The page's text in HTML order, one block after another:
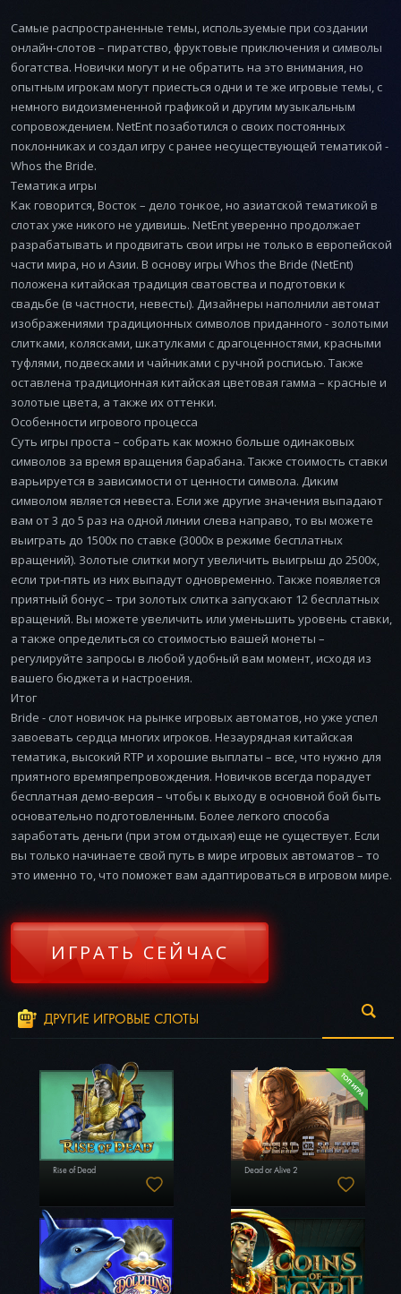
Самые распространенные темы, используемые при создании
онлайн-слотов – пиратство, фруктовые приключения и символы
богатства. Новички могут и не обратить на это внимания, но
опытным игрокам могут приесться одни и те же игровые темы, с
немного видоизмененной графикой и другим музыкальным
сопровождением. NetEnt позаботился о своих постоянных
поклонниках и создал игру с ранее несуществующей тематикой -
Whos the Bride.
Тематика игры
Как говорится, Восток – дело тонкое, но азиатской тематикой в
слотах уже никого не удивишь. NetEnt уверенно продолжает
разрабатывать и продвигать свои игры не только в европейской
части мира, но и Азии. В основу игры Whos the Bride (NetEnt)
положена китайская традиция сватовства и подготовки к
свадьбе (в частности, невесты). Дизайнеры наполнили автомат
изображениями традиционных символов приданного - золотыми
слитками, колясками, шкатулками с драгоценностями, красными
туфлями, подвесками и чайниками с ручной росписью. Также
оставлена традиционная китайская цветовая гамма – красные и
золотые цвета, а также их оттенки.
Особенности игрового процесса
Суть игры проста – собрать как можно больше одинаковых
символов за время вращения барабана. Также стоимость ставки
варьируется в зависимости от ценности символа. Диким
символом является невеста. Если же другие значения выпадают
вам от 3 до 5 раз на одной линии слева направо, то вы можете
выиграть до 1500x по ставке (3000x в режиме бесплатных
вращений). Золотые слитки могут увеличить выигрыш до 2500x,
если три-пять из них выпадут одновременно. Также появляется
приятный бонус – три золотых слитка запускают 12 бесплатных
вращений. Вы можете увеличить или уменьшить уровень ставки,
а также определиться со стоимостью вашей монеты –
регулируйте запросы в любой удобный вам момент, исходя из
вашего бюджета и настроения.
Итог
Bride - слот новичок на рынке игровых автоматов, но уже успел
завоевать сердца многих игроков. Незаурядная китайская
тематика, высокий RTP и хорошие выплаты – все, что нужно для
приятного времяпрепровождения. Новичков всегда порадует
бесплатная демо-версия – чтобы к выходу в основной бой быть
основательно подготовленным. Более легкого способа
заработать деньги (при этом отдыхая) еще не существует. Если
вы только начинаете свой путь в мире игровых автоматов – то
это именно то, что поможет вам адаптироваться в игровом мире.
ИГРАТЬ СЕЙЧАС
ДРУГИЕ ИГРОВЫЕ СЛОТЫ
Rise of Dead Dead or Alive 2